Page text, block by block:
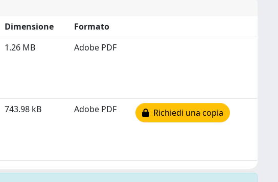
Dimensione
Formato
1.26 MB Adobe PDF
743.98 kB Adobe PDF Richiedi una copia